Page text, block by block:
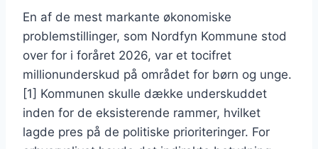
En af de mest markante økonomiske
problemstillinger, som Nordfyn Kommune stod
over for i foråret 2026, var et tocifret
millionunderskud på området for børn og unge.
[1] Kommunen skulle dække underskuddet
inden for de eksisterende rammer, hvilket
lagde pres på de politiske prioriteringer. For